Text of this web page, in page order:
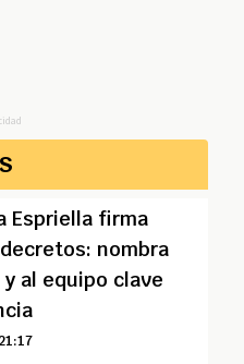
Espriella firma
nombra
al equipo clave